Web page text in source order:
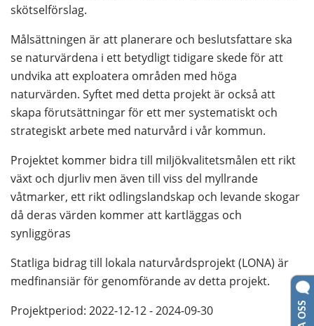
skötselförslag.
Målsättningen är att planerare och beslutsfattare ska
se naturvärdena i ett betydligt tidigare skede för att
undvika att exploatera områden med höga
naturvärden. Syftet med detta projekt är också att
skapa förutsättningar för ett mer systematiskt och
strategiskt arbete med naturvård i vår kommun.
Projektet kommer bidra till miljökvalitetsmålen ett rikt
växt och djurliv men även till viss del myllrande
våtmarker, ett rikt odlingslandskap och levande skogar
då deras värden kommer att kartläggas och
synliggöras
Statliga bidrag till lokala naturvårdsprojekt (LONA) är
medfinansiär för genomförande av detta projekt.
Projektperiod: 2022-12-12 - 2024-09-30